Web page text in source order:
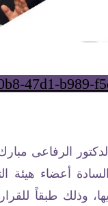
47d1-b989-
الدكتور الرفاعى
أعضاء هيئة
وذلك طبقاً